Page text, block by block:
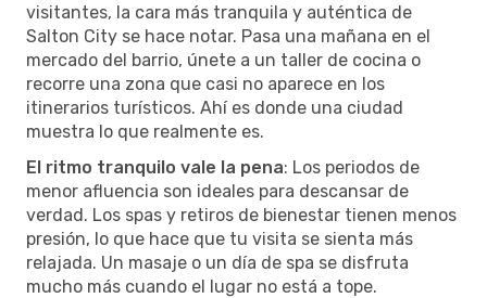
visitantes, la cara más tranquila y auténtica de
Salton City se hace notar. Pasa una mañana en el
mercado del barrio, únete a un taller de cocina o
recorre una zona que casi no aparece en los
itinerarios turísticos. Ahí es donde una ciudad
muestra lo que realmente es.
El ritmo tranquilo vale la pena: Los periodos de
menor afluencia son ideales para descansar de
verdad. Los spas y retiros de bienestar tienen menos
presión, lo que hace que tu visita se sienta más
relajada. Un masaje o un día de spa se disfruta
mucho más cuando el lugar no está a tope.